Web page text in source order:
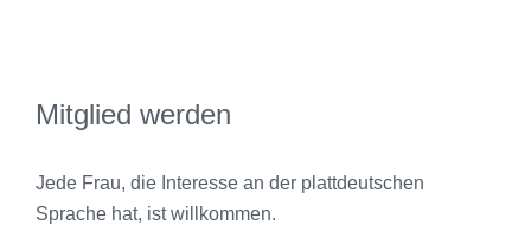
Mitglied werden
Jede Frau, die Interesse an der plattdeutschen
Sprache hat, ist willkommen.